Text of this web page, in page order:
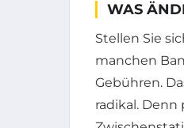
WAS
Stellen Sie
manchen
Gebühren.
radikal. Denn